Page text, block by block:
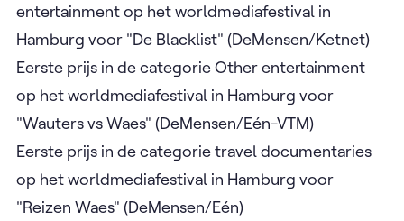
entertainment op het worldmediafestival in
Hamburg voor "De Blacklist" (DeMensen/Ketnet)
Eerste prijs in de categorie Other entertainment
op het worldmediafestival in Hamburg voor
"Wauters vs Waes" (DeMensen/Eén-VTM)
Eerste prijs in de categorie travel documentaries
op het worldmediafestival in Hamburg voor
"Reizen Waes" (DeMensen/Eén)